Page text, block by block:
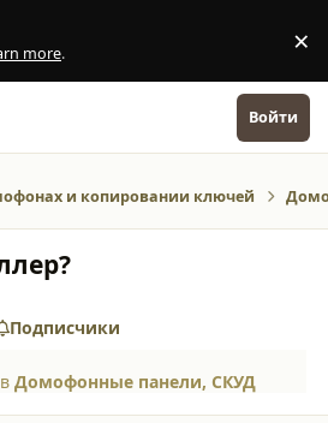
more. ×
Войти
и копировании ключей
Подписчики
вДомофонные панели, СКУД